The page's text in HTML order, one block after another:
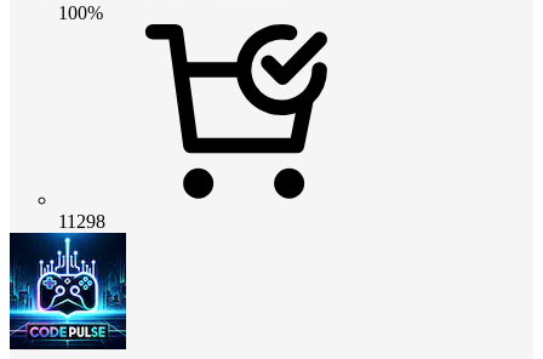
100%
11298